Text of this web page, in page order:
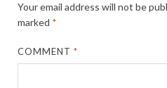
Your email address will not be
marked *
COMMENT*